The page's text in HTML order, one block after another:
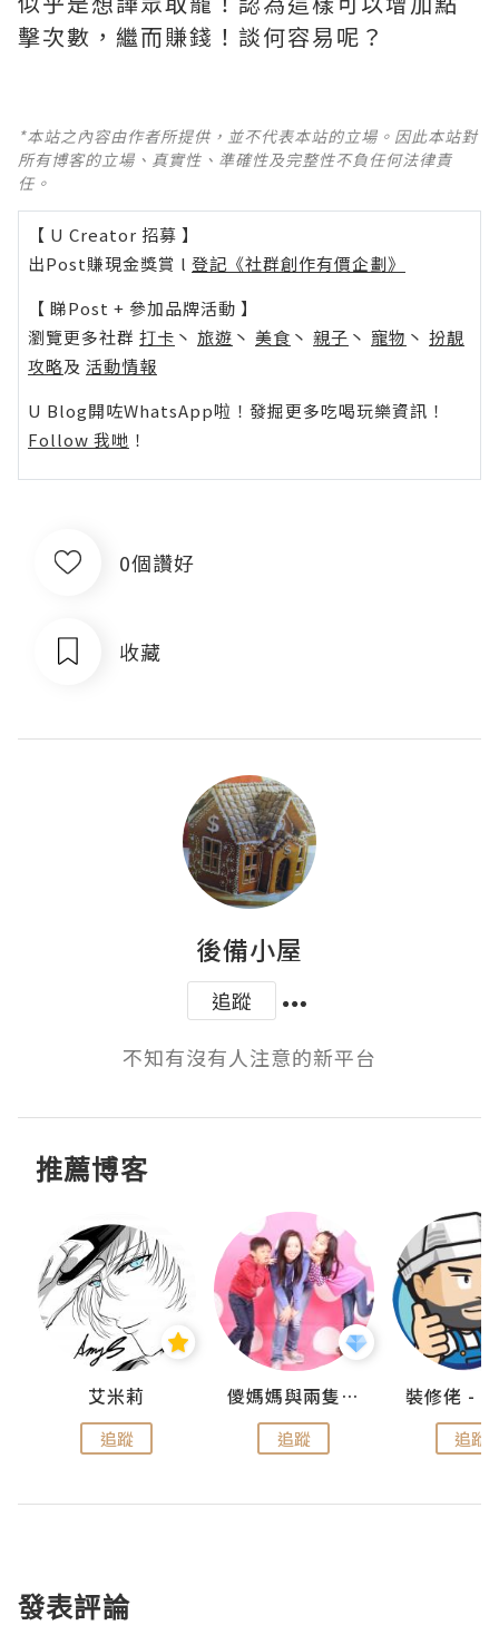
擊次數，繼而賺錢！談何容易呢？
*本站之內容由作者所提供，並不代表本站的立場。因此本站對
所有博客的立場、真實性、準確性及完整性不負任何法律責
任。
【 U Creator 招募 】
出Post賺現金獎賞 l 登記《社群創作有價企劃》
【 睇Post + 參加品牌活動 】
瀏覽更多社群 打卡 丶 旅遊 丶 美食 丶 親子 丶 寵物 丶 扮靚
攻略及 活動情報
U Blog開咗WhatsApp啦！發掘更多吃喝玩樂資訊！
Follow 我哋 ！
0個讚好
收藏
後備小屋
追蹤
不知有沒有人注意的新平台
推薦博客
艾米莉
追蹤
儍媽媽與兩隻小魔怪之家
追蹤 追蹤
發表評論